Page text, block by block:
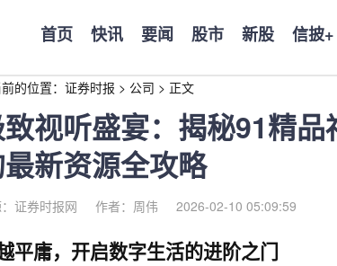
首页 快讯 要闻 股市 新股 信披+
的位置： 证券时报 > 公司 > 正文
视听盛宴：揭秘91精
新资源全攻略
证券时报网 作者：周伟 2026-02-10 05:09:59
平庸，开启数字生活的进阶之门